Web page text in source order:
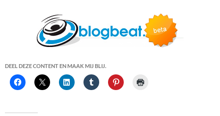
DEEL DEZE CONTENT EN MAAK MIJ BLIJ.